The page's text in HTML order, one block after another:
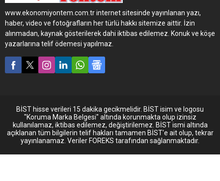
Büyükşehir Belediyesi’yle
yapılan anlaşmada, 20 adet
18 metrelik dizel körüklü
otobüs teslimatı
gerçekleştirdi.
City, 12 metrelik 25 adet
Avenue teslimatı
gerçekleştirdi.
www.ekonomiyontem.com.tr internet sitesinde yayınlanan yazı,
haber, video ve fotoğrafların her türlü hakkı sitemize aittir. İzin
alınmadan, kaynak gösterilerek dahi iktibas edilemez. Konuk ve köşe
yazarlarına telif ödemesi yapılmaz.
BİST hisse verileri 15 dakika gecikmelidir. BİST isim ve logosu
"Koruma Marka Belgesi" altında korunmakta olup izinsiz
kullanılamaz, iktibas edilemez, değiştirilemez. BİST ismi altında
açıklanan tüm bilgilerin telif hakları tamamen BİST'e ait olup, tekrar
yayınlanamaz. Veriler FOREKS tarafından sağlanmaktadır.